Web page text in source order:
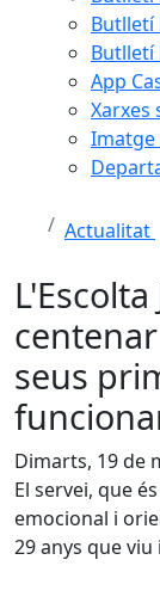
Butlletí
Butlletí
App
Xarxes
Actualitat
seus
Dimarts, 19 de
El servei, que
emocional i
29 anys que